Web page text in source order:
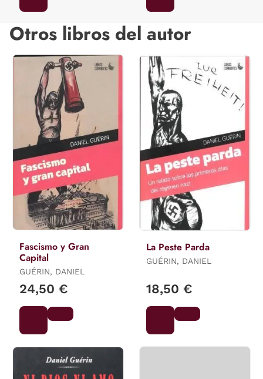
Otros libros del autor
Fascismo y Gran
Capital
GUÉRIN, DANIEL
24,50 €
La Peste Parda
GUÉRIN, DANIEL
18,50 €